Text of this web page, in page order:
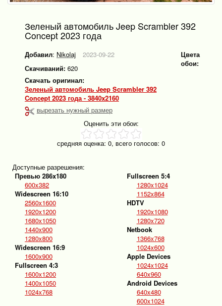
Зеленый автомобиль Jeep Scrambler 392
Concept 2023 года
Добавил: Nikolaj
2023-09-22
Скачиваний: 620
Скачать оригинал:
Зеленый автомобиль Jeep Scrambler 392
Concept 2023 года - 3840x2160
вырезать нужный размер
Цвета
обои:
Оценить эти обои:
средняя оценка: 0, всего голосов: 0
Доступные разрешения:
Превью 286x180
600x382
Widescreen 16:10
2560x1600
1920x1200
1680x1050
1440x900
1280x800
Widescreen 16:9
1600x900
Fullscreen 4:3
1600x1200
1400x1050
1024x768
Fullscreen 5:4
1280x1024
1152x864
HDTV
1920x1080
1280x720
Netbook
1366x768
1024x600
Apple Devices
1024x1024
640x960
Android Devices
640x480
600x1024